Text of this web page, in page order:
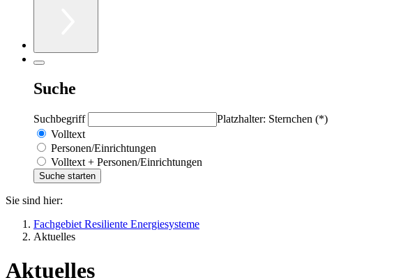
Suche
Suchbegriff
Platzhalter: Sternchen (*)
Volltext
Personen/Einrichtungen
Volltext + Personen/Einrichtungen
Sie sind hier:
Fachgebiet Resiliente Energiesysteme
Aktuelles
Aktuelles